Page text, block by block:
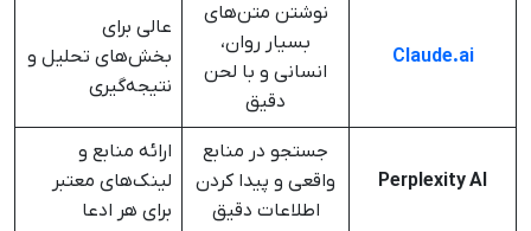
Claude.ai
نوشتن متن‌های
بسیار روان،
انسانی و با لحن
دقیق
عالی برای
بخش‌های تحلیل و
نتیجه‌گیری
Perplexity AI
جستجو در منابع
واقعی و پیدا کردن
اطلاعات دقیق
ارائه منابع و
لینک‌های معتبر
برای هر ادعا